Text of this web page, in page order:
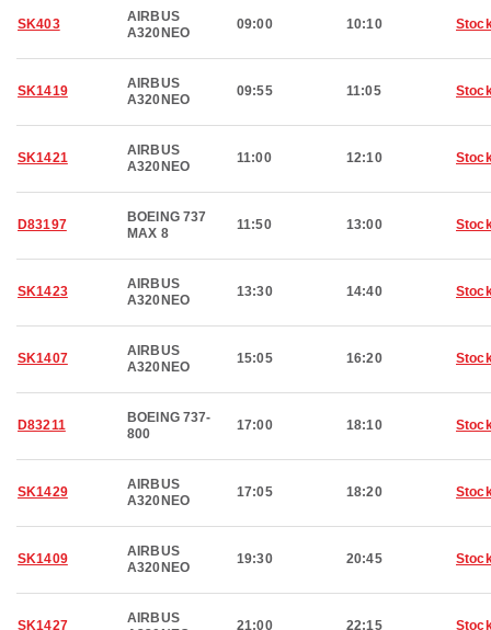
SK403
AIRBUS
A320NEO
09:00 10:10
SK1419
AIRBUS
A320NEO
09:55 11:05
SK1421
AIRBUS
A320NEO
11:00 12:10
D83197
BOEING 737
MAX 8
11:50 13:00
SK1423
AIRBUS
A320NEO
13:30 14:40
SK1407
AIRBUS
A320NEO
15:05 16:20
D83211
BOEING 737-
800
17:00 18:10
SK1429
AIRBUS
A320NEO
17:05 18:20
SK1409
AIRBUS
A320NEO
19:30 20:45
SK1427
AIRBUS
21:00 22:15